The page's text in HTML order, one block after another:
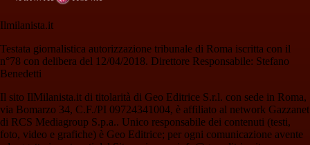
Ilmilanista.it
Testata giornalistica autorizzazione tribunale di Roma iscritta con il
n°78 con delibera del 12/04/2018. Direttore Responsabile: Stefano
Benedetti
Il sito IlMilanista.it di titolarità di Geo Editrice S.r.l. con sede in Roma,
via Bomarzo 34, C.F./PI 09724341004, è affiliato al network Gazzanet
di RCS Mediagroup S.p.a.. Unico responsabile dei contenuti (testi,
foto, video e grafiche) è Geo Editrice; per ogni comunicazione avente